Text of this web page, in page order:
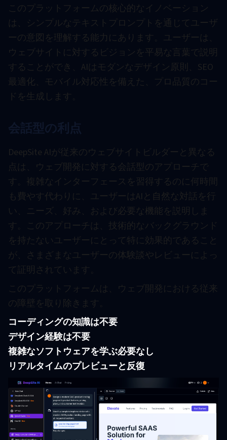
このプラットフォームの核心的なイノベーション
は、シンプルなテキストプロンプトを通じてユーザ
ーの意図を理解する能力にあります。ユーザーは、
ウェブサイトに対するビジョンを平易な言葉で説明
することができ、AIはモダンなデザイン原則、SEO
最適化、モバイル対応性を備えた、プロ品質のコー
ドを生成します。
会話型の利点
DeepSite AIが従来のウェブサイトビルダーと異なる
点は、ウェブ開発に対する会話型のアプローチで
す。複雑なインターフェースを習得するのに何時間
も費やす代わりに、ユーザーはAIと自然な対話を行
い、ニーズ、好み、および必要な機能を説明しま
す。このアプローチは、技術的なバックグラウンド
を持たないユーザーにとって特に効果的であること
が、さまざまなユーザーの体験談やレビューによっ
て証明されています。
このプラットフォームは、ウェブ開発における従来
の障壁を取り除きます。
コーディングの知識は不要
デザイン経験は不要
複雑なソフトウェアを学ぶ必要なし
リアルタイムのプレビューと反復